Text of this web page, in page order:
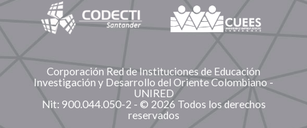
Corporación Red de Instituciones de Educación
Investigación y Desarrollo del Oriente Colombiano -
UNIRED
Nit: 900.044.050-2 - © 2026 Todos los derechos
reservados